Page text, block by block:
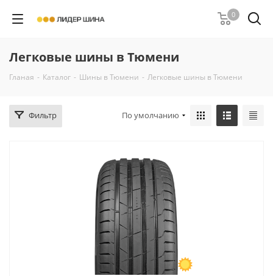
0
Легковые шины в Тюмени
Гланая - Каталог - Шины в Тюмени - Легковые шины в Тюмени
Фильтр По умолчанию